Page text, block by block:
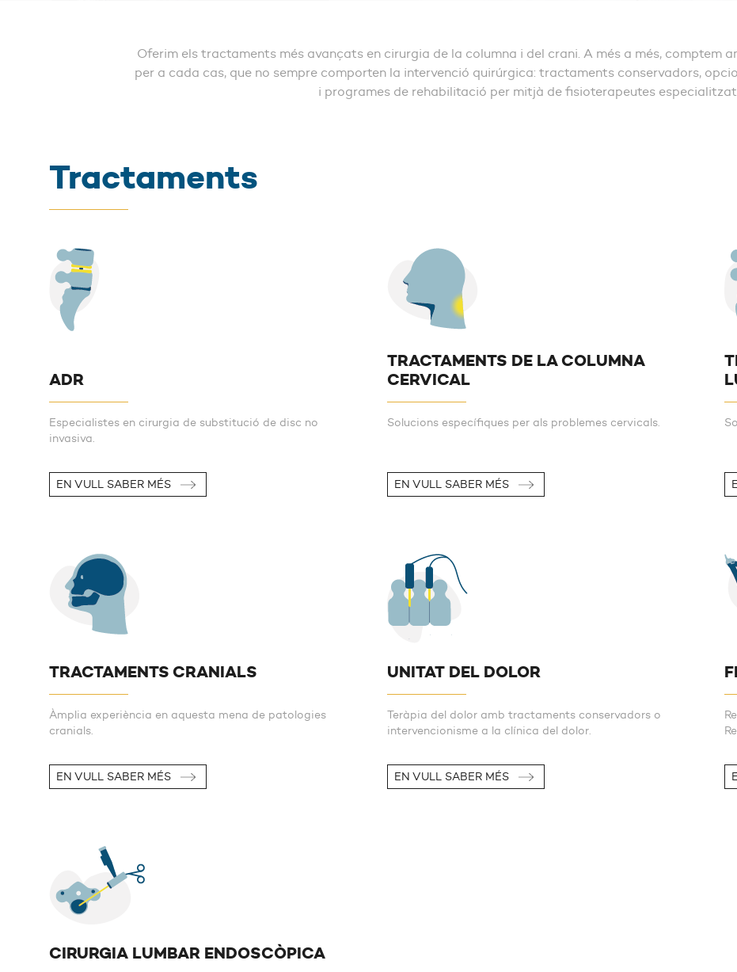
Oferim els tractaments més avançats en cirurgia de la columna i del crani. A més a més, comptem
per a cada cas, que no sempre comporten la intervenció quirúrgica: tractaments conservadors,
i programes de rehabilitació per mitjà de fisioterapeutes
Tractaments
ADR
Especialistes en cirurgia de substitució de disc no
invasiva.
EN VULL SABER MÉS
TRACTAMENTS DE LA COLUMNA
CERVICAL
Solucions específiques per als problemes cervicals.
EN VULL SABER MÉS
TRACTAMENTS CRANIALS
Àmplia experiència en aquesta mena de patologies
cranials.
EN VULL SABER MÉS
UNITAT DEL DOLOR
Teràpia del dolor amb tractaments conservadors o
intervencionisme a la clínica del dolor.
EN VULL SABER MÉS
CIRURGIA LUMBAR ENDOSCÒPICA